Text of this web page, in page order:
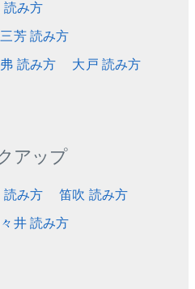
読み方
三芳 読み方
読み方
大戸 読み方
アップ
読み方
笛吹 読み方
井 読み方